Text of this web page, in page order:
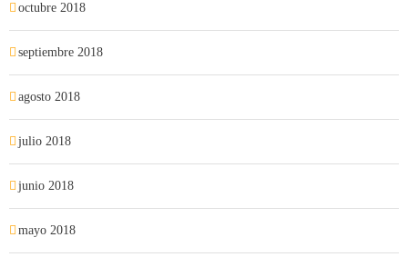
octubre 2018
septiembre 2018
agosto 2018
julio 2018
junio 2018
mayo 2018